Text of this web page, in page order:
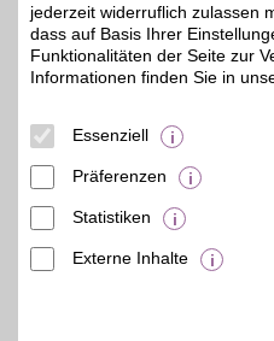
4%
DAZN Gutschein
Beamten-
jederzeit widerruflich zulassen
dass auf Basis Ihrer
Funktionalitäten der Seite zur
Informationen finden Sie in
Essenziell
Präferenzen
Statistiken
Externe Inhalte